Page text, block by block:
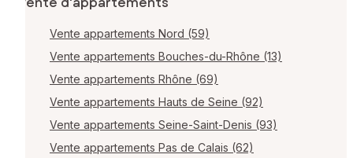
Vente appartements Nord (59)
Vente appartements Bouches-du-Rhône (13)
Vente appartements Rhône (69)
Vente appartements Hauts de Seine (92)
Vente appartements Seine-Saint-Denis (93)
Vente appartements Pas de Calais (62)